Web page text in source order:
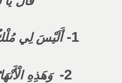
1- أَلَيْسَ لِي
2-
وَهَذِهِ